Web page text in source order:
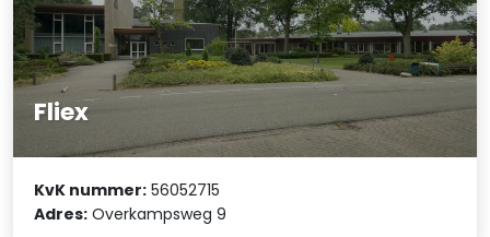
Fliex
KvK nummer: 56052715
Adres: Overkampsweg 9